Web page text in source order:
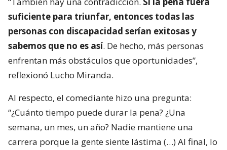
suficiente para triunfar, entonces todas las
personas con discapacidad serían exitosas y
sabemos que no es así. De hecho, más personas
enfrentan más obstáculos que oportunidades”,
reflexionó Lucho Miranda.
Al respecto, el comediante hizo una pregunta:
“¿Cuánto tiempo puede durar la pena? ¿Una
semana, un mes, un año? Nadie mantiene una
carrera porque la gente siente lástima (…) Al final, lo